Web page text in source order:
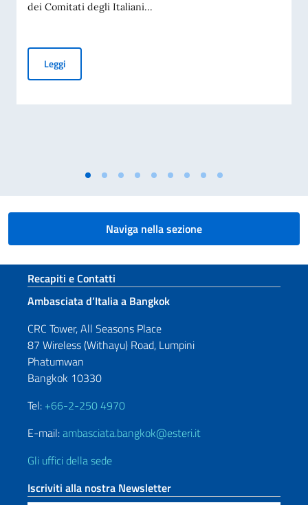
dei Comitati degli Italiani...
LeggiElezioni dei COMITES 2026
Naviga nella sezione
Sezione footer
Recapiti e Contatti
Ambasciata d’Italia a Bangkok
CRC Tower, All Seasons Place
87 Wireless (Withayu) Road, Lumpini
Phatumwan
Bangkok 10330
Tel: +66-2-250 4970
E-mail:ambasciata.bangkok@esteri.it
Gli uffici della sede
Iscriviti alla nostra Newsletter